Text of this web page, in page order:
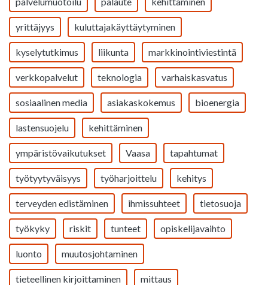
yrittäjyys kuluttajakäyttäytyminen
kyselytutkimus liikunta markkinointiviestintä
verkkopalvelut teknologia varhaiskasvatus
sosiaalinen media asiakaskokemus bioenergia
lastensuojelu kehittäminen
ympäristövaikutukset Vaasa tapahtumat
työtyytyväisyys työharjoittelu kehitys
terveyden edistäminen ihmissuhteet tietosuoja
työkyky riskit tunteet opiskelijavaihto
luonto muutosjohtaminen
tieteellinen kirjoittaminen mittaus